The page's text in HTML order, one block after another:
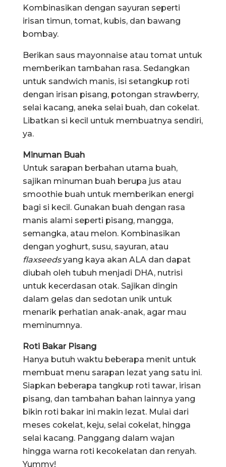
Kombinasikan dengan sayuran seperti
irisan timun, tomat, kubis, dan bawang
bombay.
Berikan saus mayonnaise atau tomat untuk
memberikan tambahan rasa. Sedangkan
untuk sandwich manis, isi setangkup roti
dengan irisan pisang, potongan strawberry,
selai kacang, aneka selai buah, dan cokelat.
Libatkan si kecil untuk membuatnya sendiri,
ya.
Minuman Buah
Untuk sarapan berbahan utama buah,
sajikan minuman buah berupa jus atau
smoothie buah untuk memberikan energi
bagi si kecil. Gunakan buah dengan rasa
manis alami seperti pisang, mangga,
semangka, atau melon. Kombinasikan
dengan yoghurt, susu, sayuran, atau
flaxseedsyang kaya akan ALA dan dapat
diubah oleh tubuh menjadi DHA, nutrisi
untuk kecerdasan otak. Sajikan dingin
dalam gelas dan sedotan unik untuk
menarik perhatian anak-anak, agar mau
meminumnya.
Roti Bakar Pisang
Hanya butuh waktu beberapa menit untuk
membuat menu sarapan lezat yang satu ini.
Siapkan beberapa tangkup roti tawar, irisan
pisang, dan tambahan bahan lainnya yang
bikin roti bakar ini makin lezat. Mulai dari
meses cokelat, keju, selai cokelat, hingga
selai kacang. Panggang dalam wajan
hingga warna roti kecokelatan dan renyah.
Yummy!